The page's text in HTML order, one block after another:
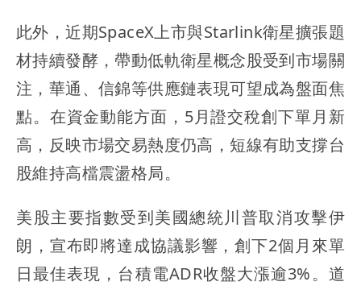
此外，近期SpaceX上市與Starlink衛星擴張題
材持續發酵，帶動低軌衛星概念股受到市場關
注，華通、信錦等供應鏈表現可望成為盤面焦
點。在資金動能方面，5月證交稅創下單月新
高，反映市場交易熱度仍高，短線有助支撐台
股維持高檔震盪格局。
美股主要指數受到美國總統川普取消攻擊伊
朗，宣布即將達成協議影響，創下2個月來單
日最佳表現，台積電ADR收盤大漲逾3%。道